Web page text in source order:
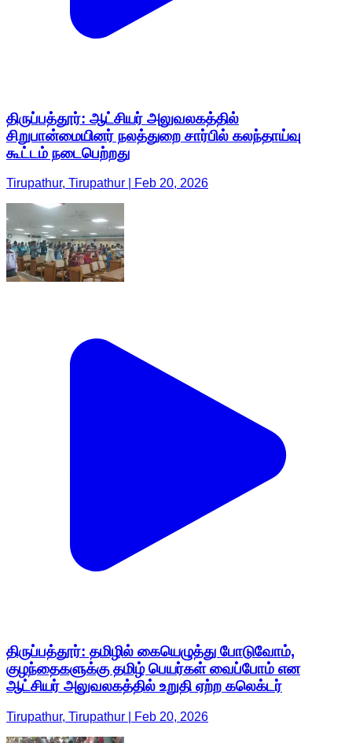
திருப்பத்தூர்: ஆட்சியர் அலுவலகத்தில்
சிறுபான்மையினர் நலத்துறை சார்பில் கலந்தாய்வு
கூட்டம் நடைபெற்றது
Tirupathur, Tirupathur | Feb 20, 2026
திருப்பத்தூர்: தமிழில் கையெழுத்து போடுவோம்,
குழந்தைகளுக்கு தமிழ் பெயர்கள் வைப்போம் என
ஆட்சியர் அலுவலகத்தில் உறுதி ஏற்ற கலெக்டர்
Tirupathur, Tirupathur | Feb 20, 2026